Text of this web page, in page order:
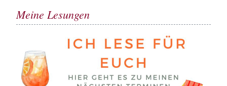
Meine Lesungen